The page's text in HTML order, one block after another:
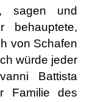
sagen und
behauptete,
von Schafen
würde jeder
Battista
Familie des